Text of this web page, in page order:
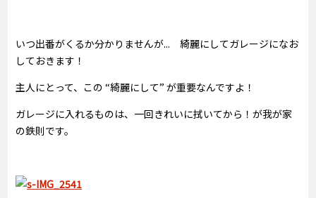
いつ出番がくるか分かりませんが... 綺麗にしてガレージになお
しておきます！
主人にとって、この “綺麗にして” が重要なんですよ！
ガレージに入れるものは、一回きれいに拭いてから！が我が家
の鉄則です。